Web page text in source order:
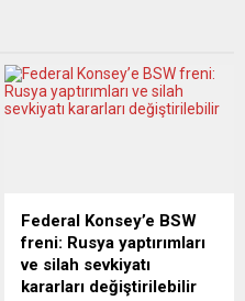
Federal Konsey’e BSW
freni: Rusya yaptırımları
ve silah sevkiyatı
kararları değiştirilebilir